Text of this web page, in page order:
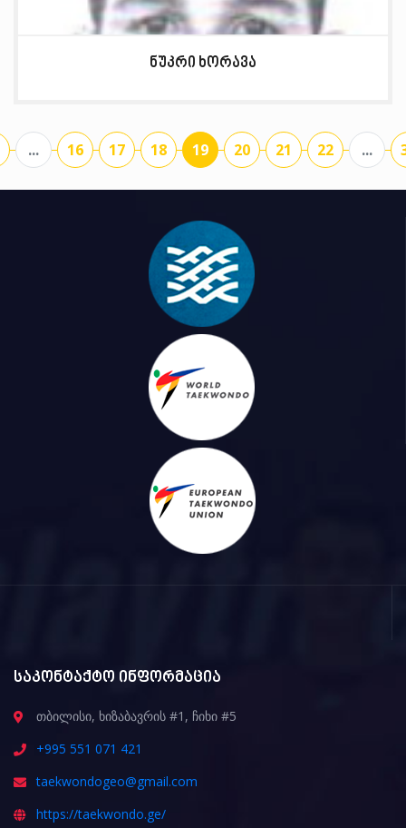
ნუკრი ხორავა
... 16 17 18 19 20 21 22 ...
საკონტაქტო ინფორმაცია
თბილისი, ხიზაბავრის #1, ჩიხი #5
+995 551 071 421
taekwondogeo@gmail.com
https://taekwondo.ge/